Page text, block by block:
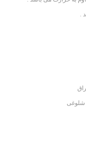
.
شلوغی